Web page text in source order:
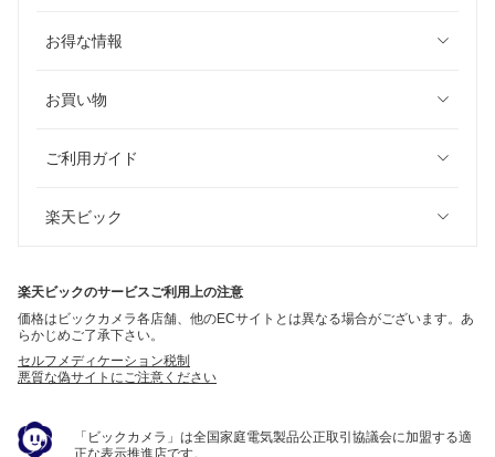
お得な情報
お買い物
ご利用ガイド
楽天ビック
楽天ビックのサービスご利用上の注意
価格はビックカメラ各店舗、他のECサイトとは異なる場合がございます。あ
らかじめご了承下さい。
セルフメディケーション税制
悪質な偽サイトにご注意ください
「ビックカメラ」は全国家庭電気製品公正取引協議会に加盟する適